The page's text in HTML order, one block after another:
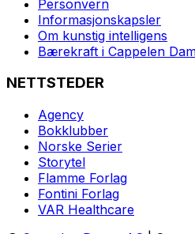
Personvern
Informasjonskapsler
Om kunstig intelligens
Bærekraft i Cappelen
NETTSTEDER
Agency
Bokklubber
Norske Serier
Storytel
Flamme Forlag
Fontini Forlag
VAR Healthcare